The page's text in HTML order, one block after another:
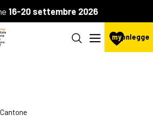
16-20 settembre 2026
mypnlegge